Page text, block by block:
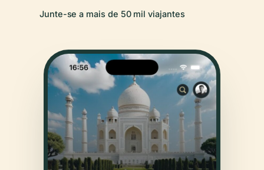
Junte-se a mais de 50 mil viajantes